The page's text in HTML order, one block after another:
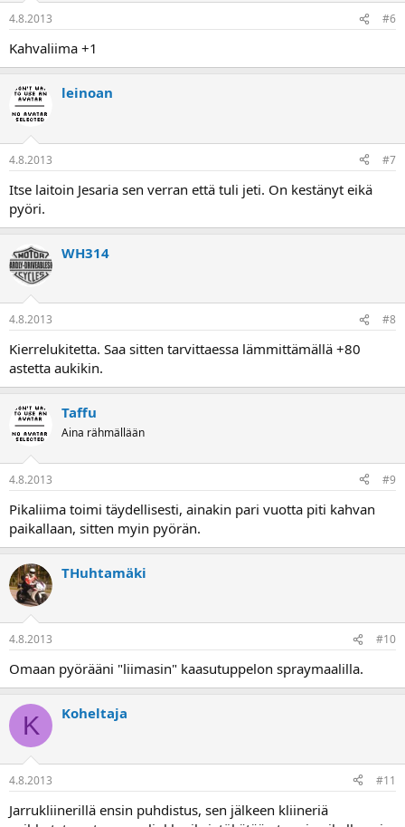
4.8.2013 #6
Kahvaliima +1
leinoan
4.8.2013 #7
Itse laitoin Jesaria sen verran että tuli jeti. On kestänyt eikä
pyöri.
WH314
4.8.2013 #8
Kierrelukitetta. Saa sitten tarvittaessa lämmittämällä +80
astetta aukikin.
Taffu
Aina rähmällään
4.8.2013 #9
Pikaliima toimi täydellisesti, ainakin pari vuotta piti kahvan
paikallaan, sitten myin pyörän.
THuhtamäki
4.8.2013 #10
Omaan pyörääni "liimasin" kaasutuppelon spraymaalilla.
K Koheltaja
4.8.2013 #11
Jarrukliinerillä ensin puhdistus, sen jälkeen kliineriä